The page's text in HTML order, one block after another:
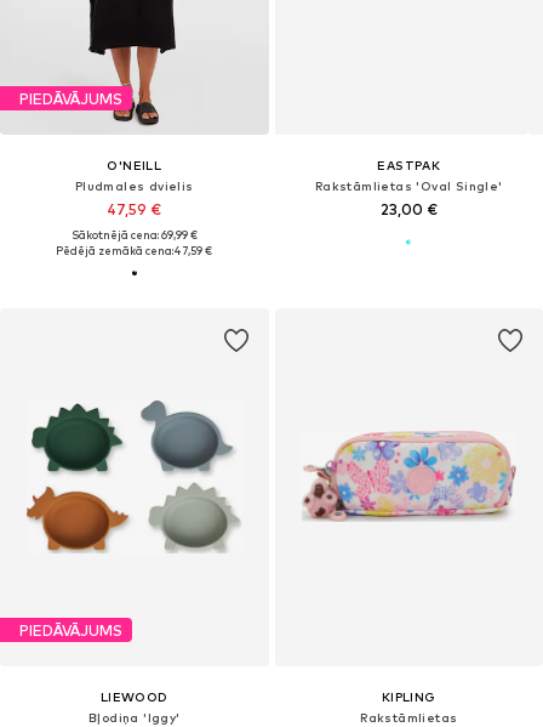
PIEDĀVĀJUMS
O'NEILL
Pludmales dvielis
47,59 €
Sākotnējā cena: 69,99 €
Pēdējā zemākā cena:47,59 €
EASTPAK
Rakstāmlietas 'Oval Single'
23,00 €
PIEDĀVĀJUMS
LIEWOOD
Bļodiņa 'Iggy'
KIPLING
Rakstāmlietas